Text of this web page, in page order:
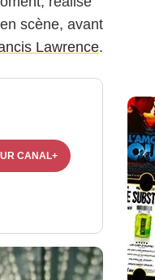
scène, avant
Lawrence.
CANAL+